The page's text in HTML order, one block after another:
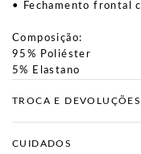
• Fechamento frontal
Composição:
95% Poliéster
5% Elastano
TROCA E DEVOLUÇÕES
CUIDADOS